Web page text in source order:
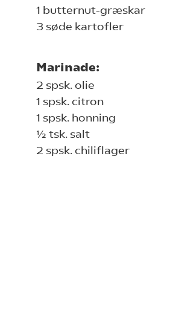
1 butternut-græskar
3 søde kartofler
Marinade:
2 spsk. olie
1 spsk. citron
1 spsk. honning
½ tsk. salt
2 spsk. chiliflager